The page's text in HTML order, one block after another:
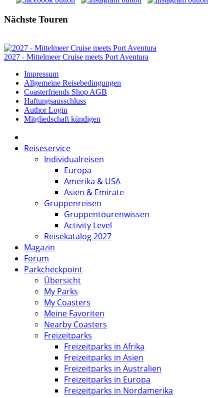
Nächste Touren
2027 - Mittelmeer Cruise meets Port Aventura
Impressum
Allgemeine Reisebedingungen
Coasterfriends Shop AGB
Haftungsausschluss
Author Login
Mitgliedschaft kündigen
Reiseservice
Individualreisen
Europa
Amerika & USA
Asien & Emirate
Gruppenreisen
Gruppentourenwissen
Activity Level
Reisekatalog 2027
Magazin
Forum
Parkcheckpoint
Übersicht
My Parks
My Coasters
Meine Favoriten
Nearby Coasters
Freizeitparks
Freizeitparks in Afrika
Freizeitparks in Asien
Freizeitparks in Australien
Freizeitparks in Europa
Freizeitparks in Nordamerika